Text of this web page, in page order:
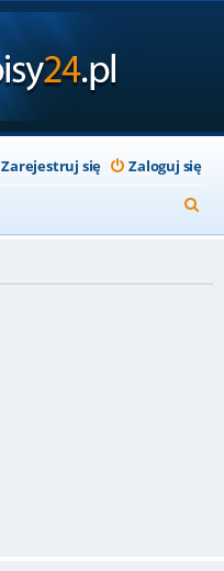
Zaloguj się
Zarejestruj się
z